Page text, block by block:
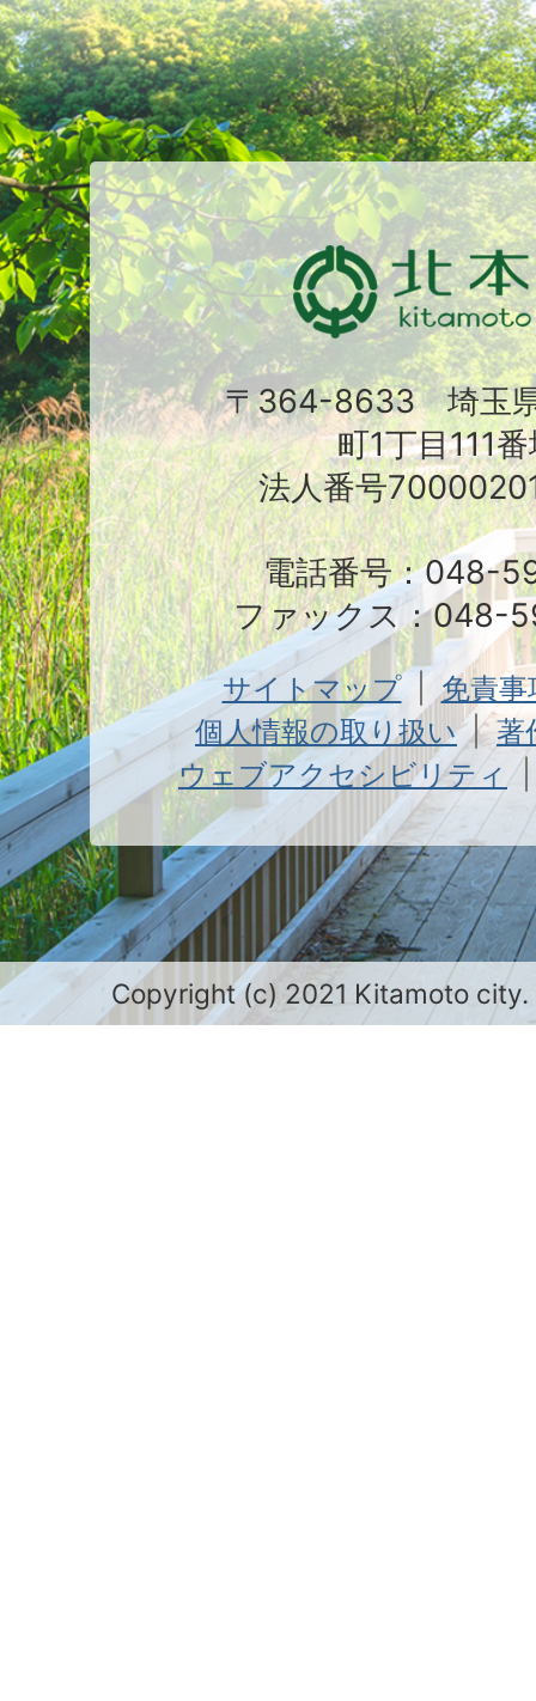
〒364-8633 埼玉
町1丁目111
法人番号
電話番号：048-
ファックス：048-
サイトマップ
免責
個人情報の取り扱い
著
ウェブアクセシビリティ
Copyright (c) 2021 Kitamoto city.